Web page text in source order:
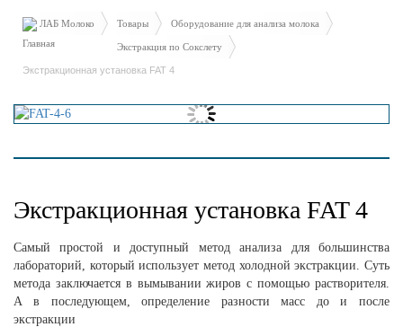
ЛАБ Молоко Товары Оборудование для анализа молока
Экстракция по Сокслету
Экстракционная установка FAT 4
Экстракционная установка FAT 4
Самый простой и доступный метод анализа для большинства
лабораторий, который использует метод холодной экстракции. Суть
метода заключается в вымывании жиров с помощью растворителя.
А в последующем, определение разности масс до и после
экстракции